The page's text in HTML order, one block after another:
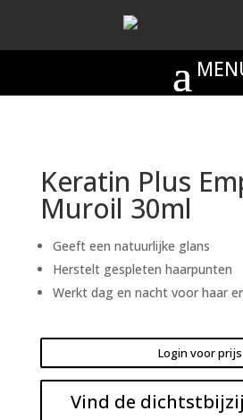
Keratin Plus
Muroil 30ml
Geeft een natuurlijke glans
Herstelt gespleten haarpunten
Werkt dag en nacht voor haar
Login voor prijs
Vind de